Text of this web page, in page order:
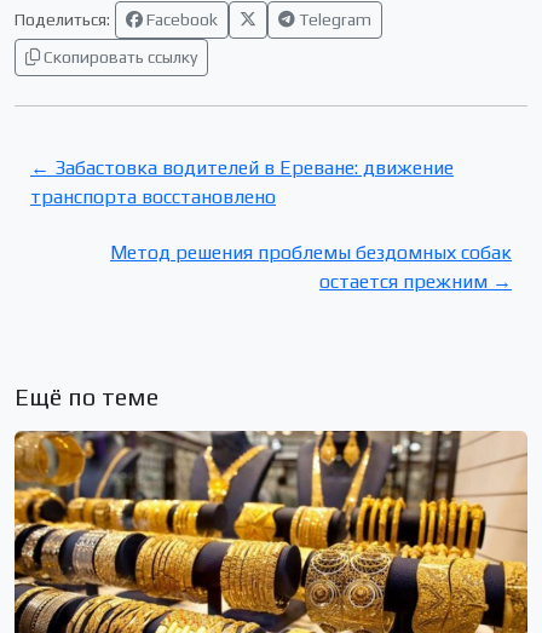
Поделиться: Facebook
Telegram
Скопировать ссылку
← Забастовка водителей в Ереване: движение
транспорта восстановлено
Метод решения проблемы бездомных собак
остается прежним →
Ещё по теме